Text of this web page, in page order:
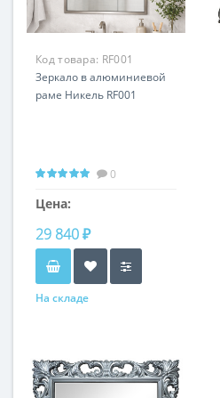
Код товара: RF001
Зеркало в алюминиевой
раме Никель RF001
0
Цена:
29 840 ₽
На складе